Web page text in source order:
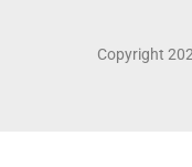
Copyright